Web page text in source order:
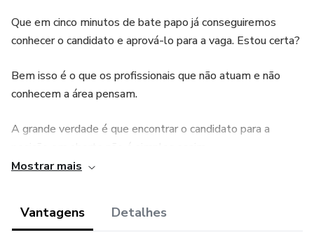
Que em cinco minutos de bate papo já conseguiremos
conhecer o candidato e aprová-lo para a vaga. Estou certa?
Bem isso é o que os profissionais que não atuam e não
conhecem a área pensam.
A grande verdade é que encontrar o candidato para a
Mostrar mais
Vantagens Detalhes